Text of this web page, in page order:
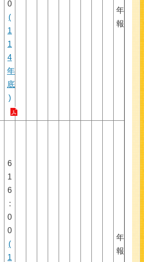
0
(
1
1
4
年
底
)
年
報
6
1
6
:
0
0
(
1
年
報